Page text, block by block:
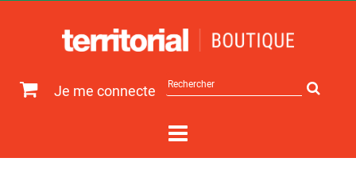
Je me connecte
sur